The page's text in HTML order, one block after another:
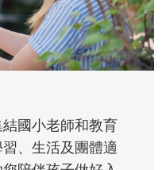
遊戲，到獨立自
能力養成。爸爸
孩子每個重要的